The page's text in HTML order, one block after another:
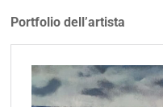
Portfolio dell’artista